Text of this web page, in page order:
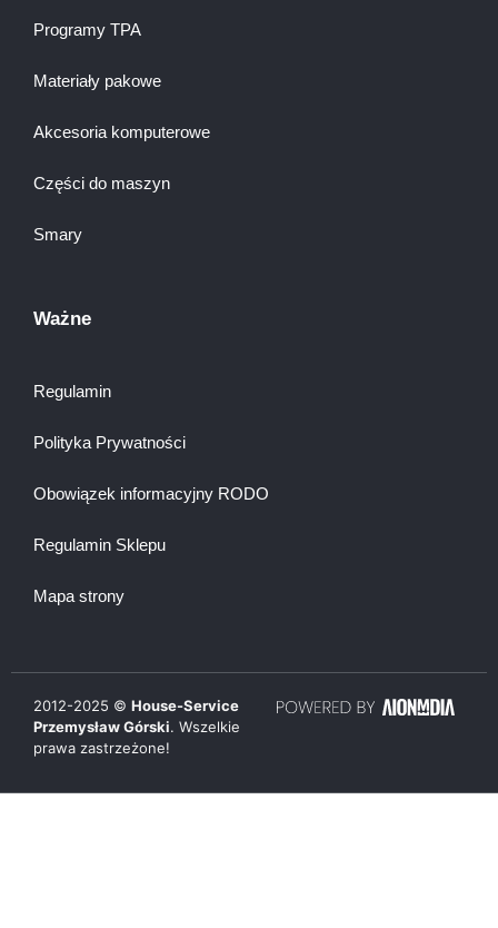
Programy TPA
Materiały pakowe
Akcesoria komputerowe
Części do maszyn
Smary
Ważne
Regulamin
Polityka Prywatności
Obowiązek informacyjny RODO
Regulamin Sklepu
Mapa strony
2012-2025 © House-Service
Przemysław Górski. Wszelkie
prawa zastrzeżone!